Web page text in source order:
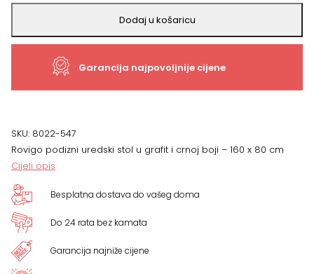
uredski
stol
547
količina
Dodaj u košaricu
Garancija najpovoljnije cijene
SKU: 8022-547
Rovigo podizni uredski stol u grafit i crnoj boji – 160 x 80 cm
Cijeli opis
Besplatna dostava do vašeg doma
Do 24 rata bez kamata
Garancija najniže cijene